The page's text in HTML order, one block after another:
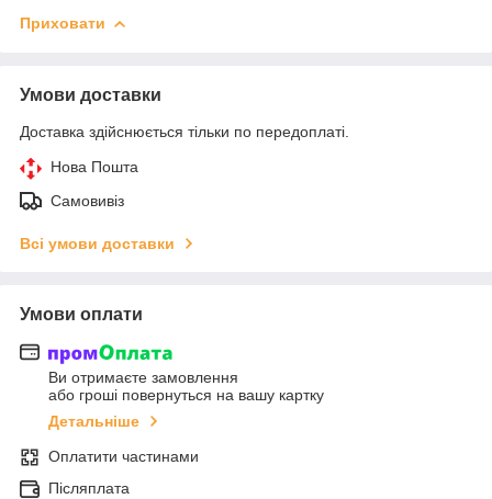
Приховати
Умови доставки
Доставка здійснюється тільки по передоплаті.
Нова Пошта
Самовивіз
Всі умови доставки
Умови оплати
Ви отримаєте замовлення
або гроші повернуться на вашу картку
Детальніше
Оплатити частинами
Післяплата